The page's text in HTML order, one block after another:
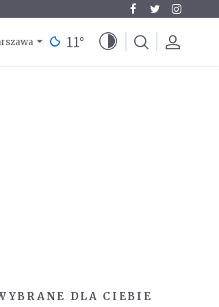
11°
DLA CIEBIE